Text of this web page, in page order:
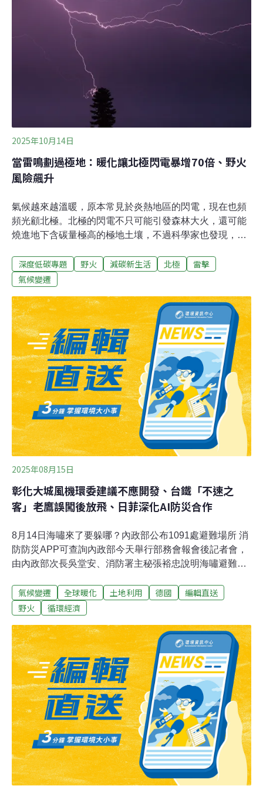
是進行疏枝及降高修剪，均依規範程序辦理。護樹團體指
出，學專路的林蔭大道，正在被粗暴的斷頭修剪。呼籲市
府立即停工，全面停止對高雄的公園、林蔭大道的樹木矮
化縮冠。（中央社報導）
2025年10月14日
當雷鳴劃過極地：暖化讓北極閃電暴增70倍、野火
風險飆升
氣候越來越溫暖，原本常見於炎熱地區的閃電，現在也頻
頻光顧北極。北極的閃電不只可能引發森林大火，還可能
燒進地下含碳量極高的極地土壤，不過科學家也發現，閃
氣越來越異常？就連少有閃電的阿拉斯加，現在也歷經閃
電大爆發。一場雷雨下來，居然劈出上千道閃電，令阿拉
不禁直呼：「這夏天也太瘋狂了吧！」閃電頻繁劃過北極
圈，改寫極地天氣據《Yale Environment 360》報導，閃
電是炎熱地區常有的劇烈天氣現象，但隨著全球氣候升
溫，極地居然也開始頻繁看見閃電。大氣物理學家霍爾茲
沃斯（Robert Holzworth）觀察到，「閃電以前在北極非
常罕見，如今卻顯著增加。」尤其在北緯80度以北，2010
年代初每年大約只有100次閃電，但到了2021年，卻暴增
至7000次以上，超過70倍。
深度低碳專題 野火 減碳新生活 北極
雷擊
氣候變遷
2025年08月15日
彰化大城風機環委建議不應開發、台鐵「不速之
客」老鷹誤闖後放飛、日菲深化AI防災合作
8月14日海嘯來了要躲哪？內政部公布1091處避難場所 消
防防災APP可查詢內政部今天舉行部務會報會後記者會，
由內政部次長吳堂安、消防署主秘張裕忠說明海嘯避難圖
政部警政署及地方政府已規劃完成沿海單位海嘯疏散路線
與場所，地方政府共認計1091處民眾海嘯避難場所，並納
務（EMIC）系統，供民眾及救災人員運用。（中央社報
導）憂彰化大城陸域風機影響養殖 環委建議不應開發環境
部今天審查彰化大城陸域風機環評案。環委認為本案影響
鳥類、蝙蝠飛行顯著，對養殖業有加重影響之虞，且與當
地居民未取得共識等，經閉門會議後建議本案不應開發，
將送環評大會確認。會前彰化當地居民，包含大城鄉、西
港村、東港村、芳苑鄉等特地搭乘遊覽車北上至環境部抗
議，並帶著當地農特產大白鴨、地瓜等表達反對風機設
置。（中央社報導）
氣候變遷 全球暖化 土地利用 德國
編輯直送
野火
循環經濟